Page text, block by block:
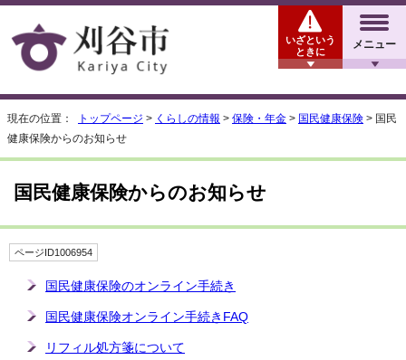
メニュー
いざという
ときに
現在の位置： トップページ > くらしの情報 > 保険・年金 > 国民健康保険 > 国民
健康保険からのお知らせ
国民健康保険からのお知らせ
ページID1006954
国民健康保険のオンライン手続き
国民健康保険オンライン手続きFAQ
リフィル処方箋について